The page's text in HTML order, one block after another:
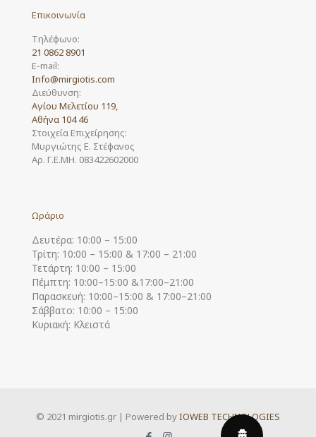
Επικοινωνία
Τηλέφωνο:
21 0862 8901
E-mail:
Info@mirgiotis.com
Διεύθυνση:
Αγίου Μελετίου 119,
Αθήνα 104 46
Στοιχεία Επιχείρησης:
Μυργιώτης Ε. Στέφανος
Αρ. Γ.Ε.ΜΗ. 083422602000
Ωράριο
Δευτέρα: 10:00 – 15:00
Τρίτη: 10:00 – 15:00 & 17:00 – 21:00
Τετάρτη: 10:00 – 15:00
Πέμπτη: 10:00–15:00 &17:00–21:00
Παρασκευή: 10:00–15:00 & 17:00–21:00
Σάββατο: 10:00 – 15:00
Κυριακή: Κλειστά
© 2021 mirgiotis.gr | Powered byIOWEB TECHNOLOGIES